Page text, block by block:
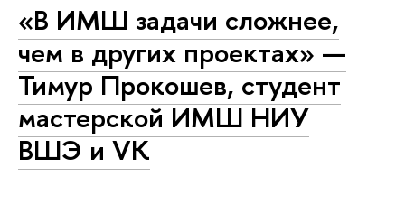
«В ИМШ задачи сложнее,
чем в других проектах» —
Тимур Прокошев, студент
мастерской ИМШ НИУ
ВШЭ и VK